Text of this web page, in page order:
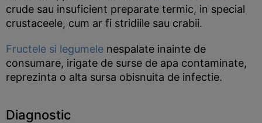
crude sau insuficient preparate termic, in special
crustaceele, cum ar fi stridiile sau crabii.
Fructele si legumele nespalate inainte de
consumare, irigate de surse de apa contaminate,
reprezinta o alta sursa obisnuita de infectie.
Diagnostic